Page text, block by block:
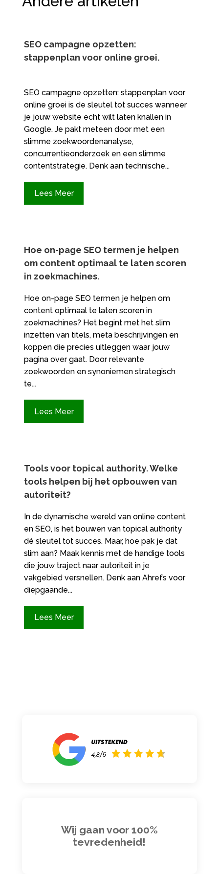
SEO campagne opzetten:
stappenplan voor online groei.​
SEO campagne opzetten: stappenplan voor
online groei is de sleutel tot succes wanneer
je jouw website echt wilt laten knallen in
Google.​ Je pakt meteen door met een
slimme zoekwoordenanalyse,
concurrentieonderzoek en een slimme
contentstrategie.​ Denk aan technische...
Lees Meer
Hoe on-page SEO termen je helpen
om content optimaal te laten scoren
in zoekmachines.
Hoe on-page SEO termen je helpen om
content optimaal te laten scoren in
zoekmachines? Het begint met het slim
inzetten van titels, meta beschrijvingen en
koppen die precies uitleggen waar jouw
pagina over gaat. Door relevante
zoekwoorden en synoniemen strategisch
te...
Lees Meer
Tools voor topical authority.​ Welke
tools helpen bij het opbouwen van
autoriteit?
In de dynamische wereld van online content
en SEO, is het bouwen van topical authority
dé sleutel tot succes.​ Maar, hoe pak je dat
slim aan? Maak kennis met de handige tools
die jouw traject naar autoriteit in je
vakgebied versnellen.​ Denk aan Ahrefs voor
diepgaande...
Lees Meer
Wij gaan voor 100%
tevredenheid!